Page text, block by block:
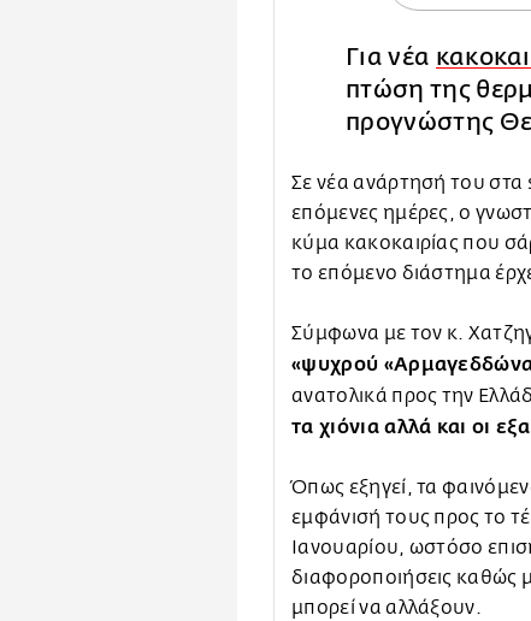
Για νέα
πτώση της
προγνώστης
Σε νέα ανάρτησή του στα
επόμενες ημέρες, ο
κύμα κακοκαιρίας που
το επόμενο διάστημα
Σύμφωνα με τον κ.
«ψυχρού
ανατολικά προς την
τα χιόνια αλλά και οι
Όπως εξηγεί, τα
εμφάνισή τους προς το
Ιανουαρίου, ωστόσο
διαφοροποιήσεις καθώς
μπορεί να αλλάξουν.